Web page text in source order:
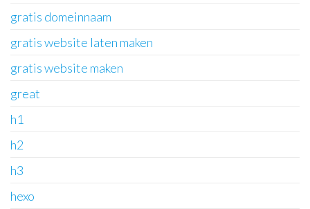
gratis domeinnaam
gratis website laten maken
gratis website maken
great
h1
h2
h3
hexo